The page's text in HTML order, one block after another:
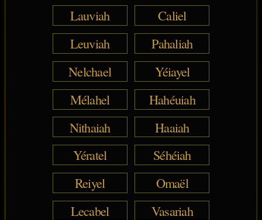
Lauviah
Caliel
Leuviah
Pahaliah
Nelchael
Yéiayel
Mélahel
Hahéuiah
Nithaiah
Haaiah
Yératel
Séhéiah
Reiyel
Omaël
Lecabel
Vasariah